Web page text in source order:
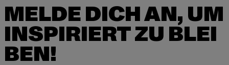
MELDE DICH AN, UM
INSPIRIERT ZU BLEI
BEN!